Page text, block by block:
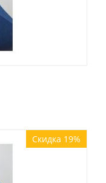
Скидка 19%